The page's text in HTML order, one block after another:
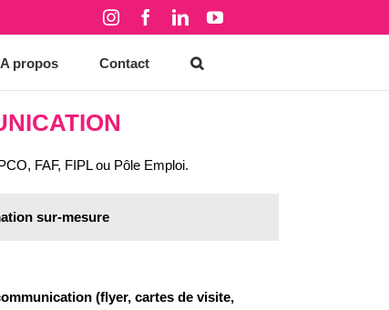
InstagramFacebook
LinkedInYouTube
A propos Contact
FAF, FIPL ou Pôle Emploi.
sur-mesure
(flyer, cartes de visite,